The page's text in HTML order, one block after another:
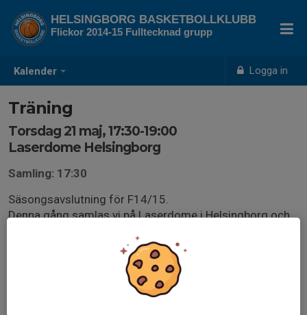
Kalender Logga in
HELSINGBORG BASKETBOLLKLUBB
Flickor 2014-15 Fulltecknad grupp
Träning
Torsdag 21 maj, 17:30-19:00
Laserdome Helsingborg
Samling: 17:30
Säsongsavslutning för F14/15.
Denna gång samlas vi på Laserdome i Helsingborg och